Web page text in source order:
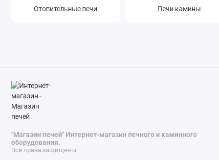
Отопительные печи Печи камины
"Магазин печей" Интернет-магазин печного и каминного
оборудования.
Все права защищены